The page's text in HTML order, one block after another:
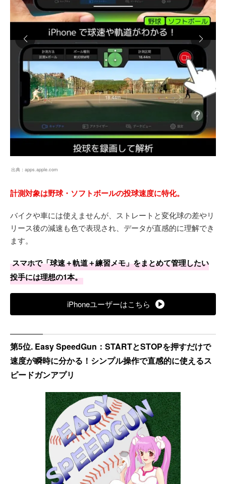
出典： apps.apple.com
計測対象は野球・ソフトボールの投球速度に特化。
バイクや車には使えませんが、ストレートと変化球の差やリ
リース後の減速も色で表現され、データが直感的に理解でき
ます。
スマホで「球速＋軌道＋練習メモ」をまとめて管理したい
投手には理想の1本。
iPhoneユーザーはこちら
第5位. Easy SpeedGun：STARTとSTOPを押すだけで
速度が瞬時に分かる！シンプル操作で直感的に使えるス
ピードガンアプリ